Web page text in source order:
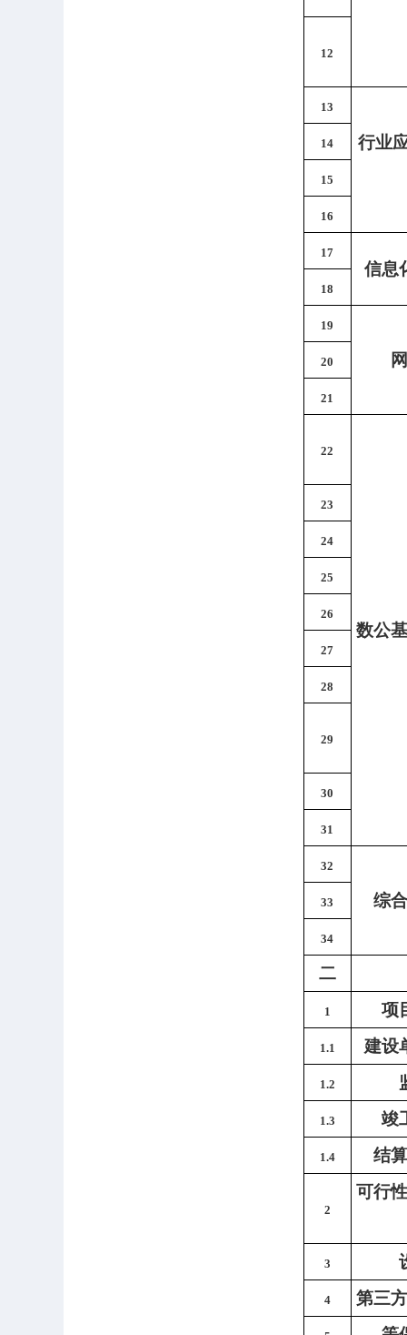
12
13
行业
14
15
16
17
信息
18
19
20
21
22
数公
23
24
25
26
27
28
29
30
31
32
综
33
34
二
1 项
1.1 建设
1.2
1.3 竣
1.4 结
2
可行
3
4 第三